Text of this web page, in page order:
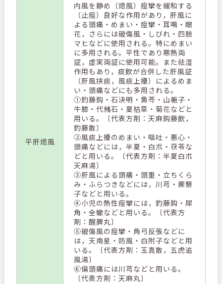
平肝熄風
内風を静め（熄風）痙攣を緩和する
（止痙）良好な作用があり，肝風に
よる頭痛・めまい・痙攣・耳鳴・眼
花，さらには破傷風・しびれ・四肢
マヒなどに使用される。特にめまい
に多用される。平性であり寒熱両
証，虚実両証に使用可能。また祛湿
作用もあり，痰飲が合併した肝風証
（肝風挟痰，風痰上擾）によるめま
い・頭痛などにも多用される。
①釣藤鈎・石決明・黄芩・山梔子・
牛膝・代赭石・夏枯草・菊花などと
用いる。〔代表方剤：天麻鈎藤飲，
釣藤散〕
②風痰上擾のめまい・嘔吐・悪心・
頭痛などには，半夏・白朮・茯苓な
どと用いる。〔代表方剤：半夏白朮
天麻湯〕
③肝風による頭痛・頭重・立ちくら
み・ふらつきなどには，川芎・蒺藜
子などと用いる。
④小児の熱性痙攣には，釣藤鈎・犀
角・全蠍などと用いる。〔代表方
剤：醒脾丸〕
⑤破傷風の痙攣・角弓反張などに
は，天南星・防風・白附子などと用
いる。〔代表方剤：玉真散，五虎追
風湯〕
⑥偏頭痛には川芎などと用いる。
〔代表方剤：天麻丸〕